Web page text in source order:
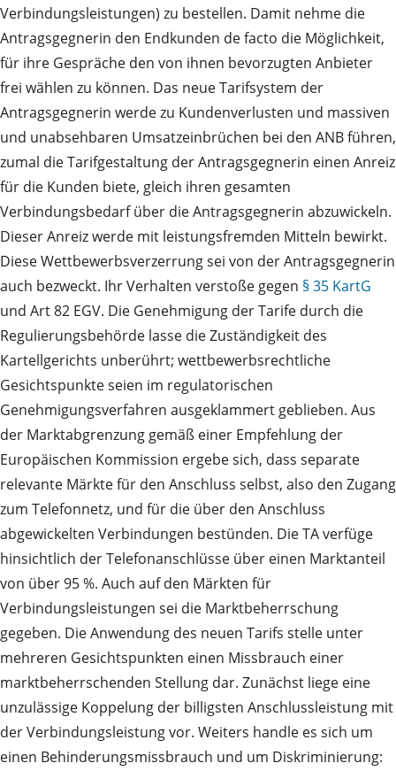
Verbindungsleistungen) zu bestellen. Damit nehme die
Antragsgegnerin den Endkunden de facto die Möglichkeit,
für ihre Gespräche den von ihnen bevorzugten Anbieter
frei wählen zu können. Das neue Tarifsystem der
Antragsgegnerin werde zu Kundenverlusten und massiven
und unabsehbaren Umsatzeinbrüchen bei den ANB führen,
zumal die Tarifgestaltung der Antragsgegnerin einen Anreiz
für die Kunden biete, gleich ihren gesamten
Verbindungsbedarf über die Antragsgegnerin abzuwickeln.
Dieser Anreiz werde mit leistungsfremden Mitteln bewirkt.
Diese Wettbewerbsverzerrung sei von der Antragsgegnerin
auch bezweckt. Ihr Verhalten verstoße gegen § 35 KartG
und Art 82 EGV. Die Genehmigung der Tarife durch die
Regulierungsbehörde lasse die Zuständigkeit des
Kartellgerichts unberührt; wettbewerbsrechtliche
Gesichtspunkte seien im regulatorischen
Genehmigungsverfahren ausgeklammert geblieben. Aus
der Marktabgrenzung gemäß einer Empfehlung der
Europäischen Kommission ergebe sich, dass separate
relevante Märkte für den Anschluss selbst, also den Zugang
zum Telefonnetz, und für die über den Anschluss
abgewickelten Verbindungen bestünden. Die TA verfüge
hinsichtlich der Telefonanschlüsse über einen Marktanteil
von über 95 %. Auch auf den Märkten für
Verbindungsleistungen sei die Marktbeherrschung
gegeben. Die Anwendung des neuen Tarifs stelle unter
mehreren Gesichtspunkten einen Missbrauch einer
marktbeherrschenden Stellung dar. Zunächst liege eine
unzulässige Koppelung der billigsten Anschlussleistung mit
der Verbindungsleistung vor. Weiters handle es sich um
einen Behinderungsmissbrauch und um Diskriminierung: